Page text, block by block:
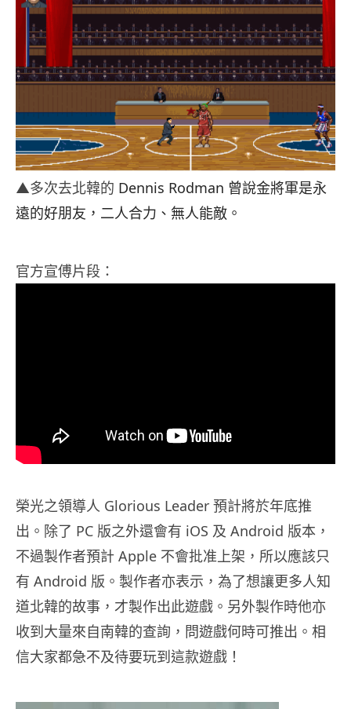
▲多次去北韓的 Dennis Rodman 曾說金將軍是永
遠的好朋友，二人合力、無人能敵。
官方宣傅片段：
榮光之領導人 Glorious Leader 預計將於年底推
出。除了 PC 版之外還會有 iOS 及 Android 版本，
不過製作者預計 Apple 不會批准上架，所以應該只
有 Android 版。製作者亦表示，為了想讓更多人知
道北韓的故事，才製作出此遊戲。另外製作時他亦
收到大量來自南韓的查詢，問遊戲何時可推出。相
信大家都急不及待要玩到這款遊戲！